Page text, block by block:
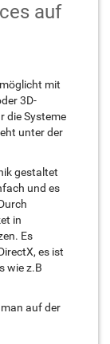
auf
mit
3D-
die Systeme
unter der
gestaltet
und es
in
Es
es ist
wie z.B
auf der